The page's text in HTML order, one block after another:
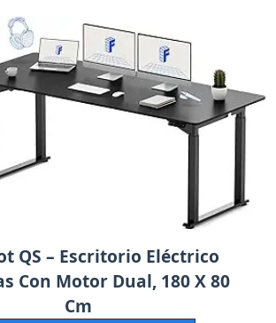
QS – Escritorio Eléctrico
Con Motor Dual, 180 X 80
Cm